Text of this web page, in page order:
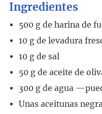
Ingredientes
500 g de harina de
10 g de levadura
10 g de sal
50 g de aceite de
300 g de agua
Unas aceitunas